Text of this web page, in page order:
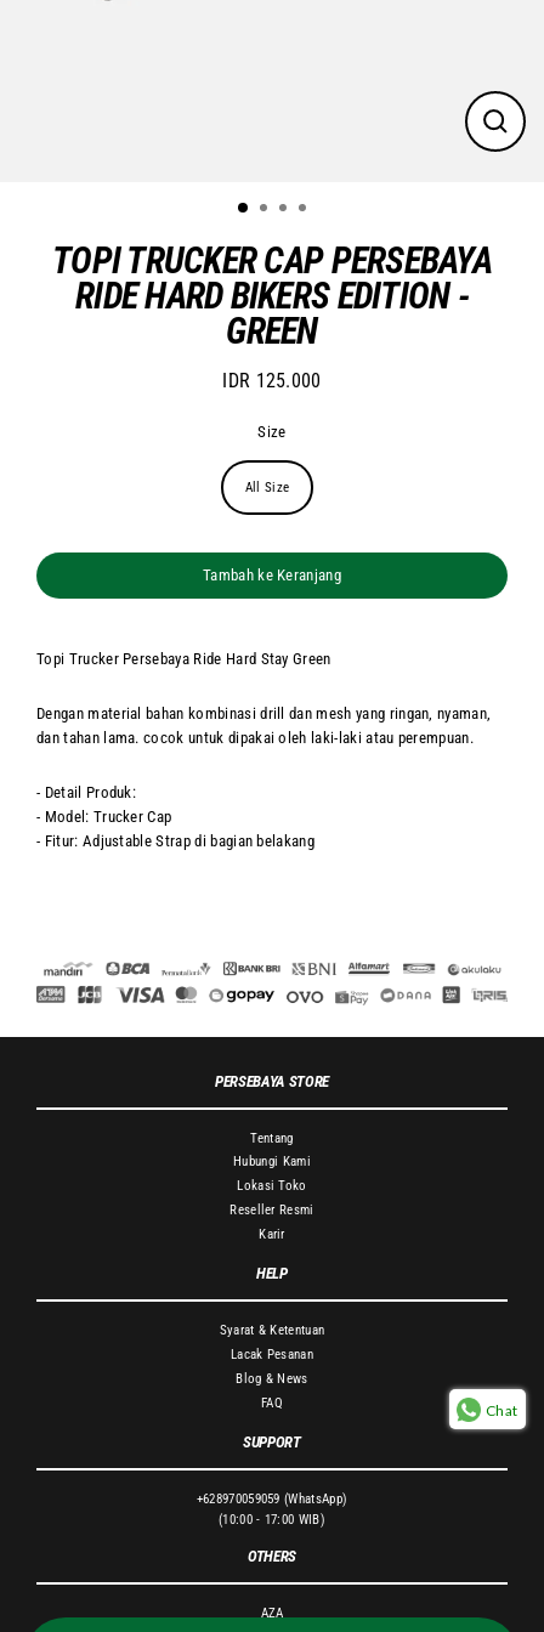
Close
TOPI TRUCKER CAP PERSEBAYA
RIDE HARD BIKERS EDITION -
GREEN
Regular
IDR 125.000
Size
All Size
Tambah ke Keranjang
Topi Trucker Persebaya Ride Hard Stay Green
Dengan material bahan kombinasi drill dan mesh yang ringan, nyaman,
dan tahan lama. cocok untuk dipakai oleh laki-laki atau perempuan.
- Detail Produk:
- Model: Trucker Cap
- Fitur: Adjustable Strap di bagian belakang
PERSEBAYA STORE
Tentang
Hubungi Kami
Lokasi Toko
Reseller Resmi
Karir
HELP
Syarat & Ketentuan
Lacak Pesanan
Blog & News
FAQ
SUPPORT
+628970059059 (WhatsApp)
(10:00 - 17:00 WIB)
OTHERS
AZA
Chat